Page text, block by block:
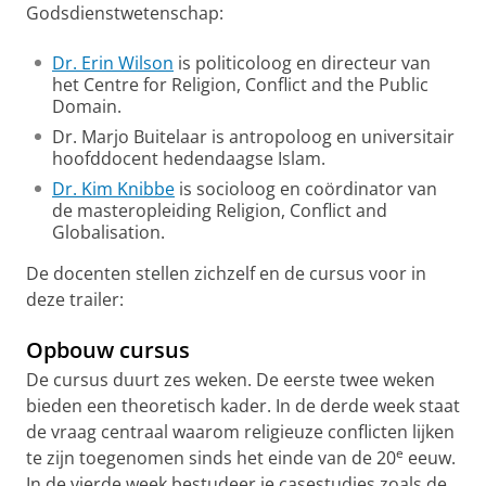
Godsdienstwetenschap:
Dr. Erin Wilson is politicoloog en directeur van
het Centre for Religion, Conflict and the Public
Domain.
Dr. Marjo Buitelaar is antropoloog en universitair
hoofddocent hedendaagse Islam.
Dr. Kim Knibbe is socioloog en coördinator van
de masteropleiding Religion, Conflict and
Globalisation.
De docenten stellen zichzelf en de cursus voor in
deze trailer:
Opbouw cursus
De cursus duurt zes weken. De eerste twee weken
bieden een theoretisch kader. In de derde week staat
de vraag centraal waarom religieuze conflicten lijken
te zijn toegenomen sinds het einde van de 20e eeuw.